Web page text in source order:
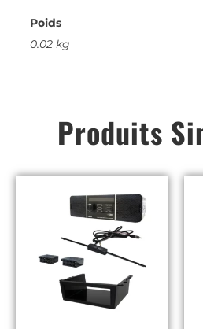
Poids
0.02 kg
Produits